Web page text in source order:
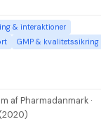
& interaktioner
GMP & kvalitetssikring
af Pharmadanmark ·